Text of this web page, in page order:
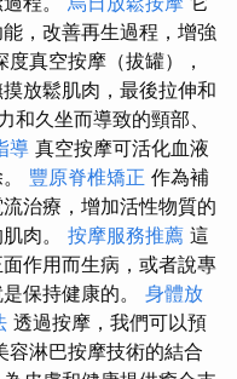
，改善再生過程，增強
真空按摩（拔罐），
放鬆肌肉，最後拉伸和
和久坐而導致的頸部、
導 真空按摩可活化血液
豐原脊椎矯正 作為補
治療，增加活性物質的
肉。 按摩服務推薦 這
作用而生病，或者說專
保持健康的。 身體放
透過按摩，我們可以預
容淋巴按摩技術的結合